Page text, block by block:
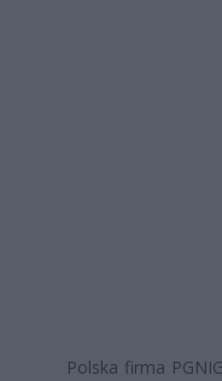
Polska firma